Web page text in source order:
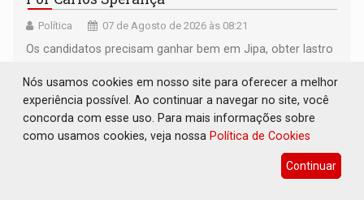
Política 07 de Agosto de 2026 às 08:21
Os candidatos precisam ganhar bem em Jipa, obter lastro
vir para a capital beliscando alguma coisa para se
garantir
Nós usamos cookies em nosso site para oferecer a melhor
experiência possível. Ao continuar a navegar no site, você
concorda com esse uso. Para mais informações sobre
como usamos cookies, veja nossa Política de Cookies
Continuar